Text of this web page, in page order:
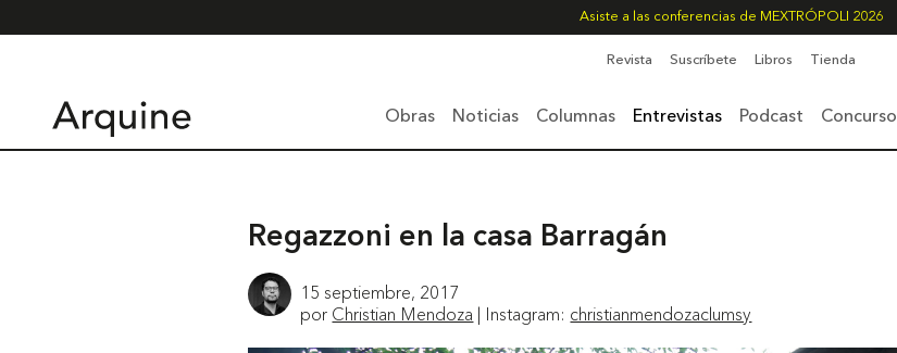
Asiste a las conferencias de MEXTRÓPOLI 2026
Revista Suscríbete Libros Tienda
Obras Noticias Columnas Entrevistas Podcast Concurso
Regazzoni en la casa Barragán
15 septiembre, 2017
por Christian Mendoza | Instagram: christianmendozaclumsy